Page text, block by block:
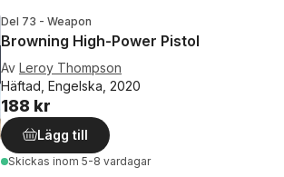
Del 73 - Weapon
Browning High-Power Pistol
Av Leroy Thompson
Häftad, Engelska, 2020
188 kr
Lägg till
Skickas inom 5-8 vardagar